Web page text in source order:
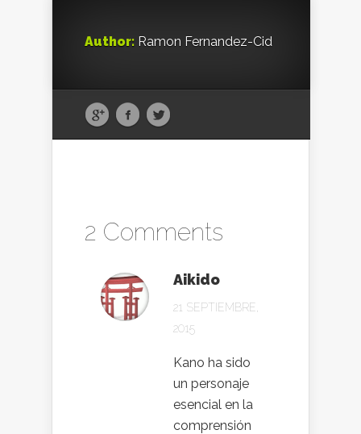
Author: Ramon Fernandez-Cid
2 Comments
Aikido
21 SEPTIEMBRE,
2015
Kano ha sido
un personaje
esencial en la
comprensión